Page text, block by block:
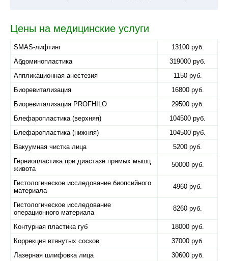
Цены на медицинские услуги
SMAS-лифтинг
13100 руб.
Абдоминопластика
319000 руб.
Аппликационная анестезия
1150 руб.
Биоревитализация
16800 руб.
Биоревитализация PROFHILO
29500 руб.
Блефаропластика (верхняя)
104500 руб.
Блефаропластика (нижняя)
104500 руб.
Вакуумная чистка лица
5200 руб.
Герниопластика при диастазе прямых мышц
живота
50000 руб.
Гистологическое исследование биопсийного
материала
4960 руб.
Гистологическое исследование
операционного материала
8260 руб.
Контурная пластика губ
18000 руб.
Коррекция втянутых сосков
37000 руб.
Лазерная шлифовка лица
30600 руб.